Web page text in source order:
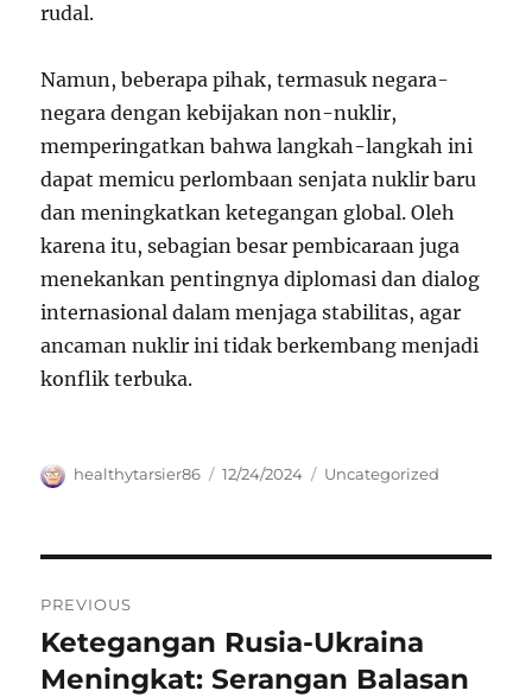
rudal.
Namun, beberapa pihak, termasuk negara-
negara dengan kebijakan non-nuklir,
memperingatkan bahwa langkah-langkah ini
dapat memicu perlombaan senjata nuklir baru
dan meningkatkan ketegangan global. Oleh
karena itu, sebagian besar pembicaraan juga
menekankan pentingnya diplomasi dan dialog
internasional dalam menjaga stabilitas, agar
ancaman nuklir ini tidak berkembang menjadi
konflik terbuka.
Author
healthytarsier86
Posted
12/24/2024 Categories
Uncategorized
pos
PREVIOUS
Previous
post:
Ketegangan Rusia-Ukraina
Meningkat: Serangan Balasan